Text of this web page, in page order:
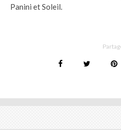
Panini et Soleil.